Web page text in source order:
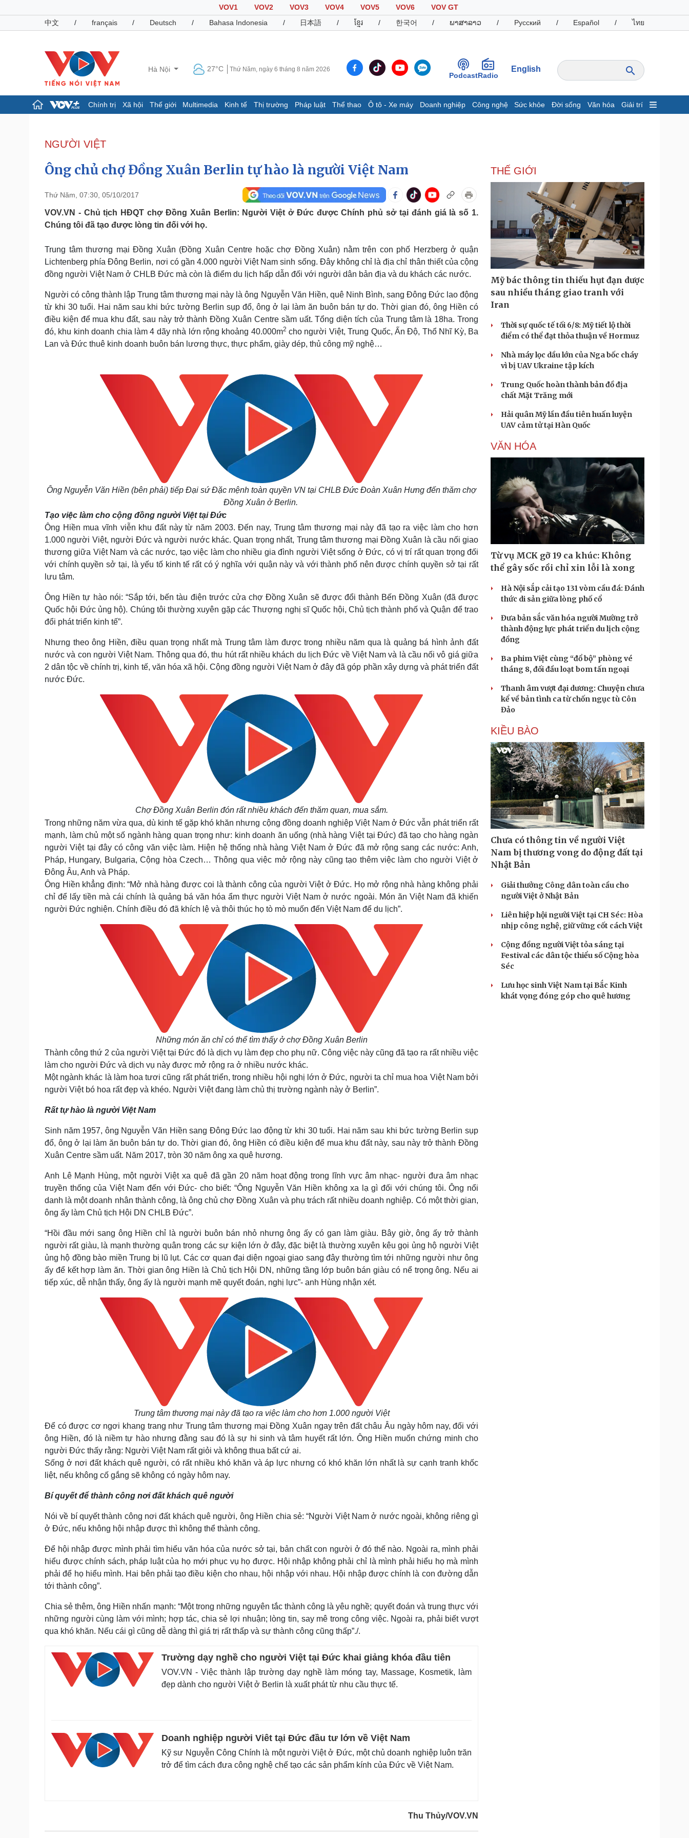
VOV1 VOV2 VOV3 VOV4 VOV5 VOV6
VOV GT
中文
/ français / Deutsch / Bahasa Indonesia / 日本語 / ខ្មែរ / 한국어 / ພາສາລາວ / Русский / Español / ไทย
Hà Nội 27°C Thứ Năm, ngày 6 tháng 8 năm 2026
PodcastRadio
English
Chính trị Xã hội Thế giới Multimedia Kinh tế Thị trường Pháp luật Thể thao Ô tô - Xe máy Doanh nghiệp Công nghệ Sức khỏe Đời sống Văn hóa Giải trí
Đảng
Tổ chức nhân sự
Quốc hội
Nhận diện sự thật
Dấu ấn VOV
Infographic
Giá cà phê
Pháp luật
Vụ án
Tư vấn luật
Quân sự - Quốc phòng
Vũ khí
Phân tích
Thể thao
Thế giới thể thao
eSports
Hậu trường
Ô tô - Xe máy
Tư vấn
Doanh nghiệp
Thông tin doanh nghiệp
Doanh nhân
Vì cộng đồng
Công nghệ
Sành điệu
Tin Công nghệ
Trải nghiệm
Chuyển đổi số
Dinh dưỡng - món ngon
Cây thuốc
Sản phụ khoa
Nhi khoa
Nam khoa
Ăn sạch sống khỏe
Nhà đẹp
Blog
Tình yêu - Gia đình
Sân khấu - Điện ảnh
Văn học
Âm nhạc
Di sản
Nghệ sĩ
Thời trang
Sao Việt
Tư vấn
Săn Tour
check-in
Podcast
Câu chuyện thời sự
Cửa sổ tình yêu
Kể chuyện cho bé
Hạt giống tâm hồn
NGƯỜI VIỆT
Ông chủ chợ Đồng Xuân Berlin tự hào là người Việt Nam
Thứ Năm, 07:30, 05/10/2017
VOV.VN - Chủ tịch HĐQT chợ Đồng Xuân Berlin: Người Việt ở Đức được Chính phủ sở tại đánh giá là số 1.
Chúng tôi đã tạo được lòng tin đối với họ.
Trung tâm thương mại Đồng Xuân (Đồng Xuân Centre hoặc chợ Đồng Xuân) nằm trên con phố Herzberg ở quận
Lichtenberg phía Đông Berlin, nơi có gần 4.000 người Việt Nam sinh sống. Đây không chỉ là địa chỉ thân thiết của cộng
đồng người Việt Nam ở CHLB Đức mà còn là điểm du lịch hấp dẫn đối với người dân bản địa và du khách các nước.
Người có công thành lập Trung tâm thương mại này là ông Nguyễn Văn Hiền, quê Ninh Bình, sang Đông Đức lao động
từ khi 30 tuổi. Hai năm sau khi bức tường Berlin sụp đổ, ông ở lại làm ăn buôn bán tự do. Thời gian đó, ông Hiền có
điều kiện để mua khu đất, sau này trở thành Đồng Xuân Centre sầm uất. Tổng diện tích của Trung tâm là 18ha. Trong
đó, khu kinh doanh chia làm 4 dãy nhà lớn rộng khoảng 40.000m2 cho người Việt, Trung Quốc, Ấn Độ, Thổ Nhĩ Kỳ, Ba
Lan và Đức thuê kinh doanh buôn bán lương thực, thực phẩm, giày dép, thủ công mỹ nghệ…
Ông Nguyễn Văn Hiền (bên phải) tiếp Đại sứ Đặc mệnh toàn quyền VN tại CHLB Đức Đoàn Xuân Hưng đến thăm chợ
Đồng Xuân ở Berlin.
Tạo việc làm cho cộng đồng người Việt tại Đức
Ông Hiền mua vĩnh viễn khu đất này từ năm 2003. Đến nay, Trung tâm thương mại này đã tạo ra việc làm cho hơn
1.000 người Việt, người Đức và người nước khác. Quan trọng nhất, Trung tâm thương mại Đồng Xuân là cầu nối giao
thương giữa Việt Nam và các nước, tạo việc làm cho nhiều gia đình người Việt sống ở Đức, có vị trí rất quan trọng đối
với chính quyền sở tại, là yếu tố kinh tế rất có ý nghĩa với quận này và với thành phố nên được chính quyền sở tại rất
lưu tâm.
Ông Hiền tự hào nói: “Sắp tới, bến tàu điện trước cửa chợ Đồng Xuân sẽ được đổi thành Bến Đồng Xuân (đã được
Quốc hội Đức ủng hộ). Chúng tôi thường xuyên gặp các Thượng nghị sĩ Quốc hội, Chủ tịch thành phố và Quận để trao
đổi phát triển kinh tế”.
Nhưng theo ông Hiền, điều quan trọng nhất mà Trung tâm làm được trong nhiều năm qua là quảng bá hình ảnh đất
nước và con người Việt Nam. Thông qua đó, thu hút rất nhiều khách du lịch Đức về Việt Nam và là cầu nối vô giá giữa
2 dân tộc về chính trị, kinh tế, văn hóa xã hội. Cộng đồng người Việt Nam ở đây đã góp phần xây dựng và phát triển đất
nước Đức.
Chợ Đồng Xuân Berlin đón rất nhiều khách đến thăm quan, mua sắm.
Trong những năm vừa qua, dù kinh tế gặp khó khăn nhưng cộng đồng doanh nghiệp Việt Nam ở Đức vẫn phát triển rất
mạnh, làm chủ một số ngành hàng quan trọng như: kinh doanh ăn uống (nhà hàng Việt tại Đức) đã tạo cho hàng ngàn
người Việt tại đây có công văn việc làm. Hiện hệ thống nhà hàng Việt Nam ở Đức đã mở rộng sang các nước: Anh,
Pháp, Hungary, Bulgaria, Cộng hòa Czech… Thông qua việc mở rộng này cũng tạo thêm việc làm cho người Việt ở
Đông Âu, Anh và Pháp.
Ông Hiền khẳng định: “Mở nhà hàng được coi là thành công của người Việt ở Đức. Họ mở rộng nhà hàng không phải
chỉ để lấy tiền mà cái chính là quảng bá văn hóa ẩm thực người Việt Nam ở nước ngoài. Món ăn Việt Nam đã khiến
người Đức nghiện. Chính điều đó đã khích lệ và thôi thúc họ tò mò muốn đến Việt Nam để du lịch”.
Những món ăn chỉ có thể tìm thấy ở chợ Đồng Xuân Berlin
Thành công thứ 2 của người Việt tại Đức đó là dịch vụ làm đẹp cho phụ nữ. Công việc này cũng đã tạo ra rất nhiều việc
làm cho người Đức và dịch vụ này được mở rộng ra ở nhiều nước khác.
Một ngành khác là làm hoa tươi cũng rất phát triển, trong nhiều hội nghị lớn ở Đức, người ta chỉ mua hoa Việt Nam bởi
người Việt bó hoa rất đẹp và khéo. Người Việt đang làm chủ thị trường ngành này ở Berlin”.
Rất tự hào là người Việt Nam
Sinh năm 1957, ông Nguyễn Văn Hiền sang Đông Đức lao động từ khi 30 tuổi. Hai năm sau khi bức tường Berlin sụp
đổ, ông ở lại làm ăn buôn bán tự do. Thời gian đó, ông Hiền có điều kiện để mua khu đất này, sau này trở thành Đồng
Xuân Centre sầm uất. Năm 2017, tròn 30 năm ông xa quê hương.
Anh Lê Mạnh Hùng, một người Việt xa quê đã gần 20 năm hoạt động trong lĩnh vực âm nhạc- người đưa âm nhạc
truyền thống của Việt Nam đến với Đức- cho biết: “Ông Nguyễn Văn Hiền không xa lạ gì đối với chúng tôi. Ông nổi
danh là một doanh nhân thành công, là ông chủ chợ Đồng Xuân và phụ trách rất nhiều doanh nghiệp. Có một thời gian,
ông ấy làm Chủ tịch Hội DN CHLB Đức”.
“Hồi đầu mới sang ông Hiền chỉ là người buôn bán nhỏ nhưng ông ấy có gan làm giàu. Bây giờ, ông ấy trở thành
người rất giàu, là mạnh thường quân trong các sự kiện lớn ở đây, đặc biệt là thường xuyên kêu gọi ủng hộ người Việt
ủng hộ đồng bào miền Trung bị lũ lụt. Các cơ quan đại diện ngoại giao sang đây thường tìm tới những người như ông
ấy để kết hợp làm ăn. Thời gian ông Hiền là Chủ tịch Hội DN, những tầng lớp buôn bán giàu có nể trọng ông. Nếu ai
tiếp xúc, dễ nhận thấy, ông ấy là người mạnh mẽ quyết đoán, nghị lực”- anh Hùng nhận xét.
Trung tâm thương mại này đã tạo ra việc làm cho hơn 1.000 người Việt
Để có được cơ ngơi khang trang như Trung tâm thương mại Đồng Xuân ngay trên đất châu Âu ngày hôm nay, đối với
ông Hiền, đó là niềm tự hào nhưng đằng sau đó là sự hi sinh và tâm huyết rất lớn. Ông Hiền muốn chứng minh cho
người Đức thấy rằng: Người Việt Nam rất giỏi và không thua bất cứ ai.
Sống ở nơi đất khách quê người, có rất nhiều khó khăn và áp lực nhưng có khó khăn lớn nhất là sự cạnh tranh khốc
liệt, nếu không cố gắng sẽ không có ngày hôm nay.
Bí quyết để thành công nơi đất khách quê người
Nói về bí quyết thành công nơi đất khách quê người, ông Hiền chia sẻ: “Người Việt Nam ở nước ngoài, không riêng gì
ở Đức, nếu không hội nhập được thì không thể thành công.
Để hội nhập được mình phải tìm hiểu văn hóa của nước sở tại, bản chất con người ở đó thế nào. Ngoài ra, mình phải
hiểu được chính sách, pháp luật của họ mới phục vụ họ được. Hội nhập không phải chỉ là mình phải hiểu họ mà mình
phải để họ hiểu mình. Hai bên phải tạo điều kiện cho nhau, hội nhập với nhau. Hội nhập được chính là con đường dẫn
tới thành công”.
Chia sẻ thêm, ông Hiền nhấn mạnh: “Một trong những nguyên tắc thành công là yêu nghề; quyết đoán và trung thực với
những người cùng làm với mình; hợp tác, chia sẻ lợi nhuận; lòng tin, say mê trong công việc. Ngoài ra, phải biết vượt
qua khó khăn. Nếu cái gì cũng dễ dàng thì giá trị rất thấp và sự thành công cũng thấp”./.
Trường dạy nghề cho người Việt tại Đức khai giảng khóa đầu tiên
VOV.VN - Việc thành lập trường dạy nghề làm móng tay, Massage, Kosmetik, làm
đẹp dành cho người Việt ở Berlin là xuất phát từ nhu cầu thực tế.
Doanh nghiệp người Viêt tại Đức đầu tư lớn về Việt Nam
Kỹ sư Nguyễn Công Chính là một người Việt ở Đức, một chủ doanh nghiệp luôn trăn
trở để tìm cách đưa công nghệ chế tạo các sản phẩm kính của Đức về Việt Nam.
Thu Thủy/VOV.VN
THẾ GIỚI
Mỹ bác thông tin thiếu hụt đạn dược
sau nhiều tháng giao tranh với
Iran
Thời sự quốc tế tối 6/8: Mỹ tiết lộ thời
điểm có thể đạt thỏa thuận về Hormuz
Nhà máy lọc dầu lớn của Nga bốc cháy
vì bị UAV Ukraine tập kích
Trung Quốc hoàn thành bản đồ địa
chất Mặt Trăng mới
Hải quân Mỹ lần đầu tiên huấn luyện
UAV cảm tử tại Hàn Quốc
VĂN HÓA
Từ vụ MCK gỡ 19 ca khúc: Không
thể gây sốc rồi chỉ xin lỗi là xong
Hà Nội sắp cải tạo 131 vòm cầu đá: Đánh
thức di sản giữa lòng phố cổ
Đưa bản sắc văn hóa người Mường trở
thành động lực phát triển du lịch cộng
đồng
Ba phim Việt cùng “đổ bộ” phòng vé
tháng 8, đối đầu loạt bom tấn ngoại
Thanh âm vượt đại dương: Chuyện chưa
kể về bản tình ca từ chốn ngục tù Côn
Đảo
KIỀU BÀO
Chưa có thông tin về người Việt
Nam bị thương vong do động đất tại
Nhật Bản
Giải thưởng Công dân toàn cầu cho
người Việt ở Nhật Bản
Liên hiệp hội người Việt tại CH Séc: Hòa
nhịp công nghệ, giữ vững cốt cách Việt
Cộng đồng người Việt tỏa sáng tại
Festival các dân tộc thiểu số Cộng hòa
Séc
Lưu học sinh Việt Nam tại Bắc Kinh
khát vọng đóng góp cho quê hương